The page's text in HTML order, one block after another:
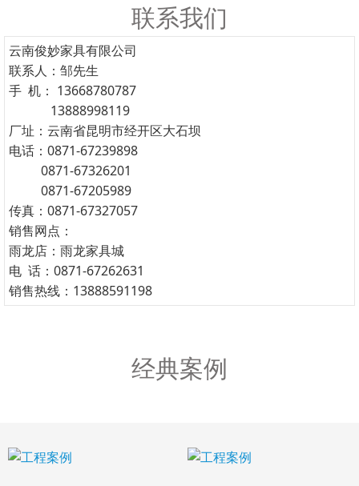
联系我们
云南俊妙家具有限公司
联系人：邹先生
手 机： 13668780787
13888998119
厂址：云南省昆明市经开区大石坝
电话：0871-67239898
0871-67326201
0871-67205989
传真：0871-67327057
销售网点：
雨龙店：雨龙家具城
电 话：0871-67262631
销售热线：13888591198
经典案例